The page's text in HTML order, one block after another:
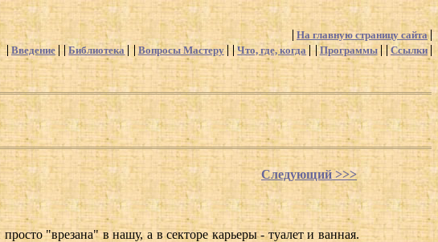
На главную страницу сайта
Введение
Библиотека Вопросы Мастеру Что, где, когда Программы Ссылки
Следующий >>>
"врезана" в нашу, а в секторе карьеры - туалет и ванная.